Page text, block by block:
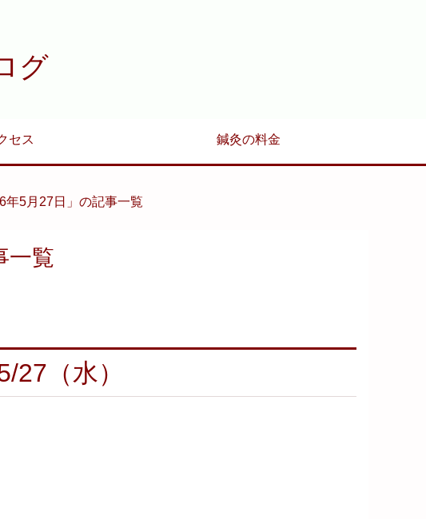
グ
セス 鍼灸の料金
年5月27日」の記事一覧
一覧
（水）